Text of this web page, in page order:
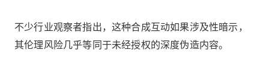
不少行业观察者指出，这种合成互动如果涉及性暗示，
其伦理风险几乎等同于未经授权的深度伪造内容。